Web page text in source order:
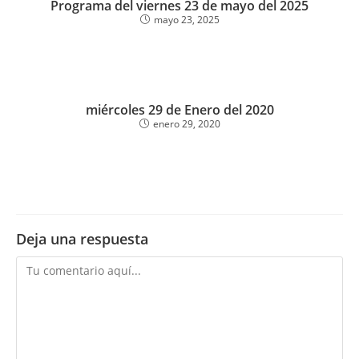
Programa del viernes 23 de mayo del 2025
mayo 23, 2025
miércoles 29 de Enero del 2020
enero 29, 2020
Deja una respuesta
Comentario